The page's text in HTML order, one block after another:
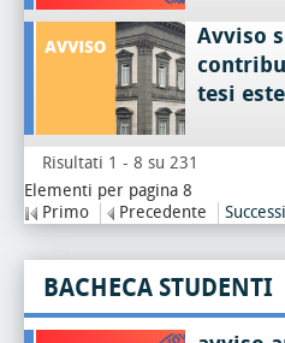
Avviso
tesi
Risultati 1 - 8 su 231
Elementi per pagina 8
Primo
Precedente
BACHECA STUDENTI